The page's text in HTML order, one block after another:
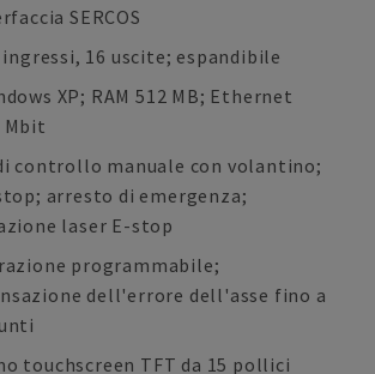
SERCOS
ingressi, 16 uscite; espandibile
XP; RAM 512 MB; Ethernet
Mbit
controllo manuale con volantino;
arresto di emergenza;
laser E-stop
programmabile;
dell'errore dell'asse fino a
touchscreen TFT da 15 pollici